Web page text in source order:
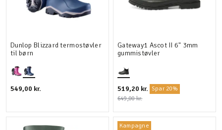
Dunlop Blizzard termostøvler
til børn
549,00 kr.
Gateway1 Ascot II 6" 3mm
gummistøvler
519,20 kr. Spar 20%
649,00 kr.
Kampagne